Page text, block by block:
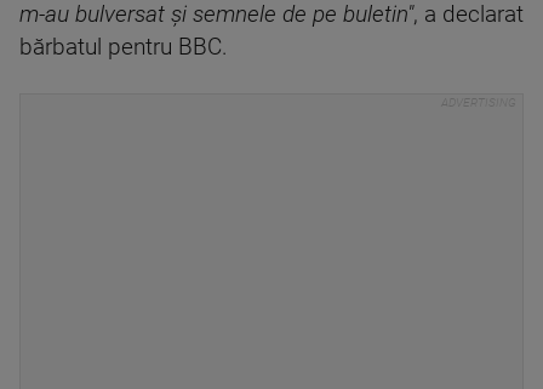
m-au bulversat şi semnele de pe buletin", a declarat
bărbatul pentru BBC.